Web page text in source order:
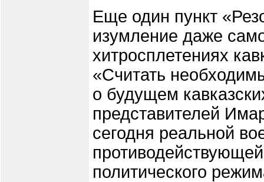
Еще один пункт
изумление даже
хитросплетениях
«Считать
о будущем
представителей
сегодня реальной
политического